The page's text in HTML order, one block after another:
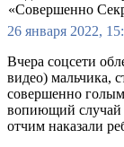
26 января 2022,
Вчера соцсети
видео) мальчика,
совершенно
вопиющий случай
отчим наказали